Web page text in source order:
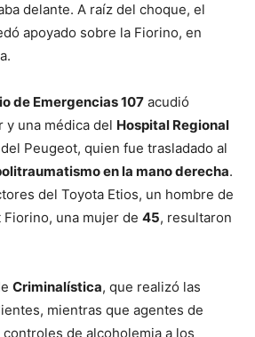
delante. A raíz del choque, el
apoyado sobre la Fiorino, en
de Emergencias 107 acudió
y una médica del Hospital Regional
Peugeot, quien fue trasladado al
en la mano derecha.
del Toyota Etios, un hombre de
Fiorino, una mujer de 45, resultaron
Criminalística, que realizó las
mientras que agentes de
de alcoholemia a los